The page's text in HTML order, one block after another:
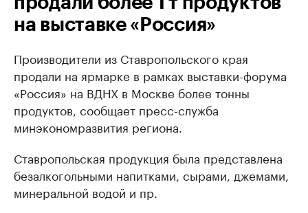
на выставке «Россия»
Производители из Ставропольского края
продали на ярмарке в рамках выставки-форума
«Россия» на ВДНХ в Москве более тонны
продуктов, сообщает пресс-служба
минэкономразвития региона.
Ставропольская продукция была представлена
безалкогольными напитками, сырами, джемами,
минеральной водой и пр.